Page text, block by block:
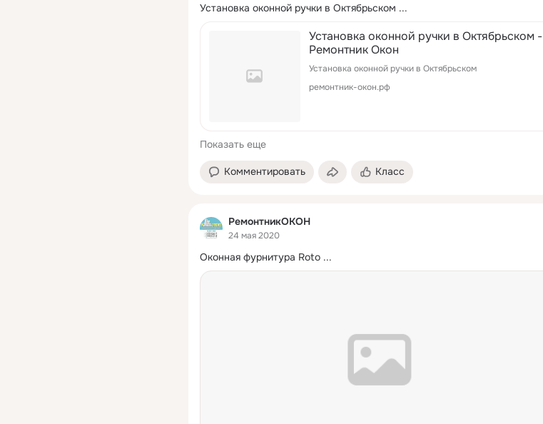
Установка оконной ручки в Октябрьском ...
Установка оконной ручки в Октябрьском -
Ремонтник Окон
Установка оконной ручки в Октябрьском
ремонтник-окон.рф
Показать еще
Комментировать Класс
РемонтникОКОН
24 мая 2020
Оконная фурнитура Roto ...